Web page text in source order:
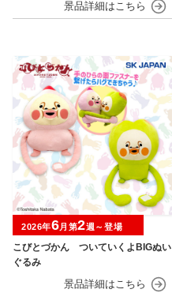
こびとづかん ついていくよBIGぬい
ぐるみ
2026年6月第2週～登場